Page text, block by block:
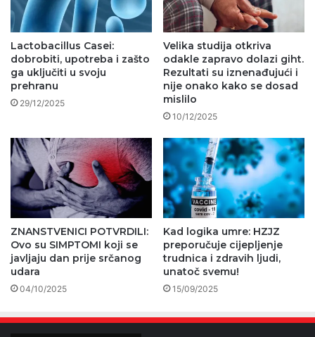
Lactobacillus Casei:
dobrobiti, upotreba i zašto
ga uključiti u svoju
prehranu
29/12/2025
Velika studija otkriva
odakle zapravo dolazi giht.
Rezultati su iznenađujući i
nije onako kako se dosad
mislilo
10/12/2025
ZNANSTVENICI POTVRDILI:
Ovo su SIMPTOMI koji se
javljaju dan prije srčanog
udara
04/10/2025
Kad logika umre: HZJZ
preporučuje cijepljenje
trudnica i zdravih ljudi,
unatoč svemu!
15/09/2025